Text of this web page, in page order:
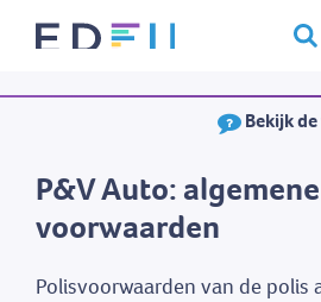
Over Edfin
Kalender
Bekijk
P&V Auto: algemene
voorwaarden
Polisvoorwaarden van de polis